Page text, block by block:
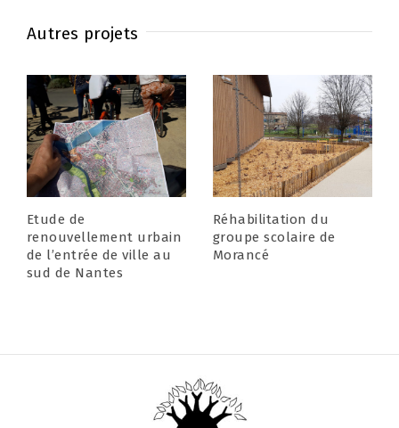
Autres projets
Etude de
renouvellement urbain
de l’entrée de ville au
sud de Nantes
Réhabilitation du
groupe scolaire de
Morancé